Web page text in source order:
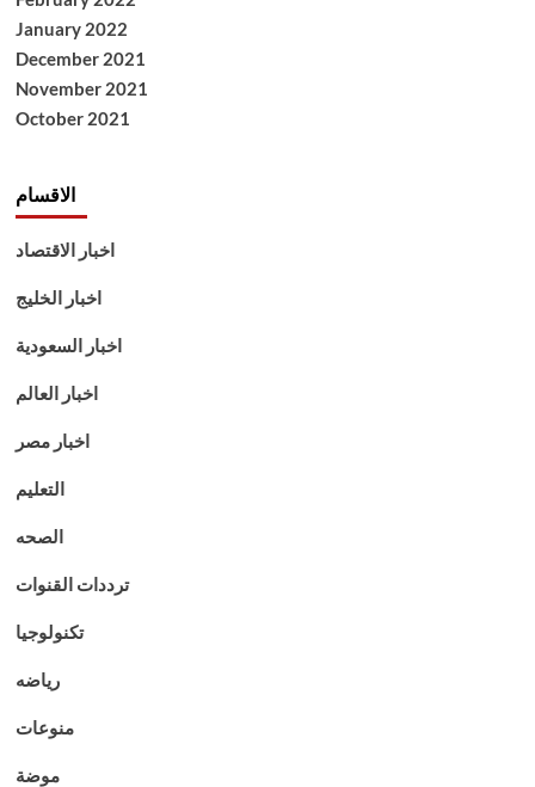
January 2022
December 2021
November 2021
October 2021
الاقسام
اخبار الاقتصاد
اخبار الخليج
اخبار السعودية
اخبار العالم
اخبار مصر
التعليم
الصحه
ترددات القنوات
تكنولوجيا
رياضه
منوعات
موضة